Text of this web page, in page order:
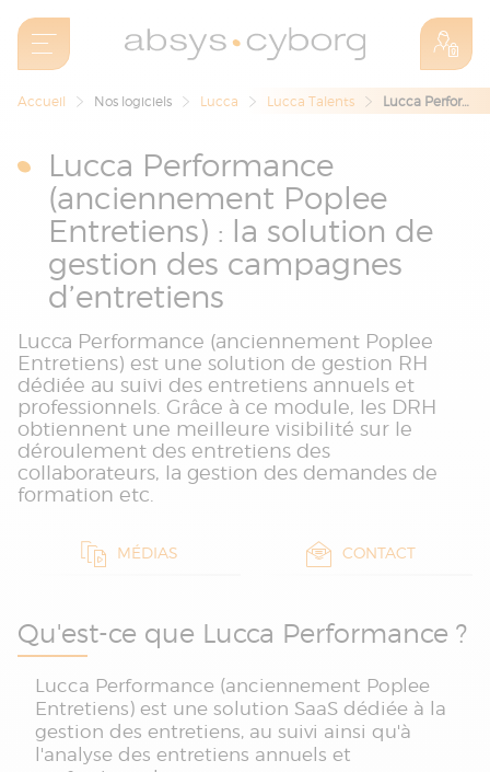
Accueil Nos logiciels Lucca Lucca Talents Lucca Performance (anciennement Poplee Entretiens) : la solution de gestion des campagnes d’entretiens
Lucca Performance
(anciennement Poplee
Entretiens) : la solution de
gestion des campagnes
d’entretiens
Lucca Performance (anciennement Poplee
Entretiens) est une solution de gestion RH
dédiée au suivi des entretiens annuels et
professionnels. Grâce à ce module, les DRH
obtiennent une meilleure visibilité sur le
déroulement des entretiens des
collaborateurs, la gestion des demandes de
formation etc.
MÉDIAS CONTACT
Qu'est-ce que Lucca Performance ?
Lucca Performance (anciennement Poplee
Entretiens) est une solution SaaS dédiée à la
gestion des entretiens, au suivi ainsi qu'à
l'analyse des entretiens annuels et